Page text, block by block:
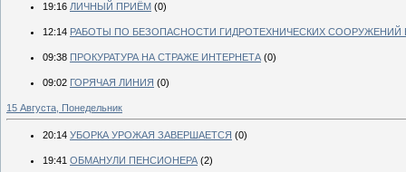
19:16 ЛИЧНЫЙ ПРИЁМ (0)
12:14 РАБОТЫ ПО БЕЗОПАСНОСТИ ГИДРОТЕХНИЧЕСКИХ
09:38 ПРОКУРАТУРА НА СТРАЖЕ ИНТЕРНЕТА (0)
09:02 ГОРЯЧАЯ ЛИНИЯ (0)
15 Августа, Понедельник
20:14 УБОРКА УРОЖАЯ ЗАВЕРШАЕТСЯ (0)
19:41 ОБМАНУЛИ ПЕНСИОНЕРА (2)